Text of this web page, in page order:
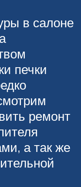
в салоне
печки
ремонт
а так же